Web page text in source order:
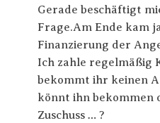
Gerade beschäftigt
Frage.Am Ende kam
Finanzierung der
Ich zahle regelmäßig
bekommt ihr keinen
könnt ihn bekommen
Zuschuss … ?